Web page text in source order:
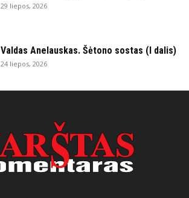
29 liepos, 2026
Valdas Anelauskas. Šėtono sostas (I dalis)
24 liepos, 2026